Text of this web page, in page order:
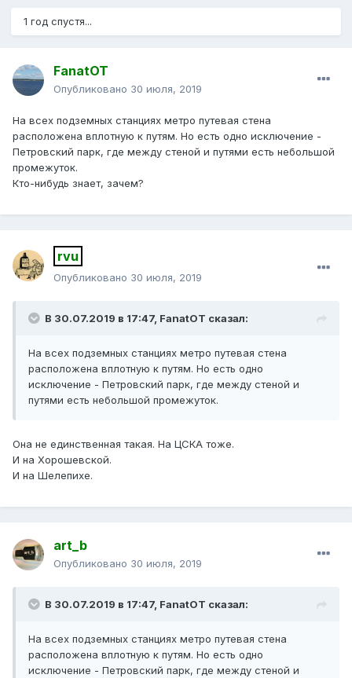
1 год спустя...
FanatOT
Опубликовано 30 июля, 2019
На всех подземных станциях метро путевая стена
расположена вплотную к путям. Но есть одно исключение -
Петровский парк, где между стеной и путями есть небольшой
промежуток.
Кто-нибудь знает, зачем?
rvu
Опубликовано 30 июля, 2019
В 30.07.2019 в 17:47, FanatOT сказал:
На всех подземных станциях метро путевая стена
расположена вплотную к путям. Но есть одно
исключение - Петровский парк, где между стеной и
путями есть небольшой промежуток.
Она не единственная такая. На ЦСКА тоже.
И на Хорошевской.
И на Шелепихе.
art_b
Опубликовано 30 июля, 2019
В 30.07.2019 в 17:47, FanatOT сказал:
На всех подземных станциях метро путевая стена
расположена вплотную к путям. Но есть одно
исключение - Петровский парк, где между стеной и